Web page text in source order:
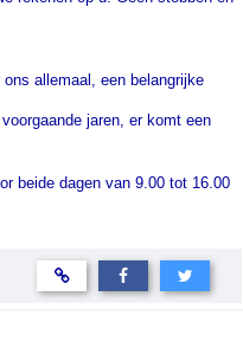
allemaal, een belangrijke
jaren, er komt een
beide dagen van 9.00 tot 16.00